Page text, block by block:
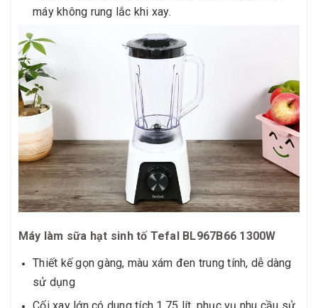
máy không rung lắc khi xay.
Máy làm sữa hạt sinh tố Tefal BL967B66 1300W
Thiết kế gọn gàng, màu xám đen trung tính, dễ dàng
sử dụng